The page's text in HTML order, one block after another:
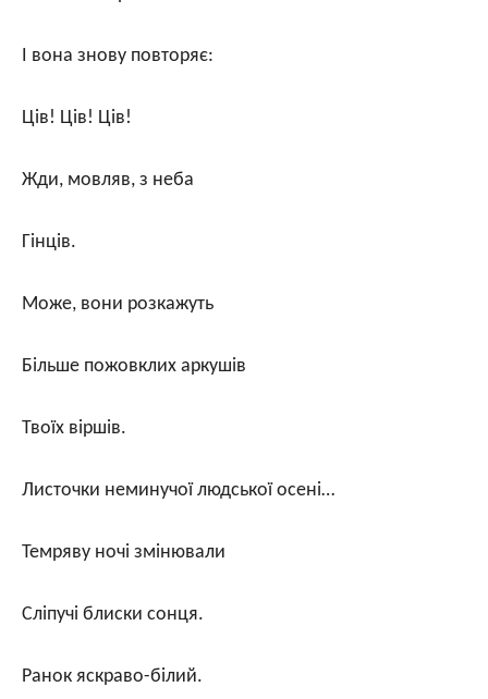
І вона знову повторяє:
Ців! Ців! Ців!
Жди, мовляв, з неба
Гінців.
Може, вони розкажуть
Більше пожовклих аркушів
Твоїх віршів.
Листочки неминучої людської осені…
Темряву ночі змінювали
Сліпучі блиски сонця.
Ранок яскраво-білий.